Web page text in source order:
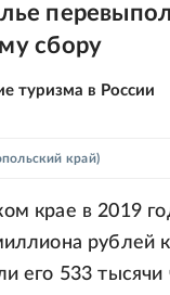
сбору
туризма в России
край)
крае в 2019
рублей
его 533